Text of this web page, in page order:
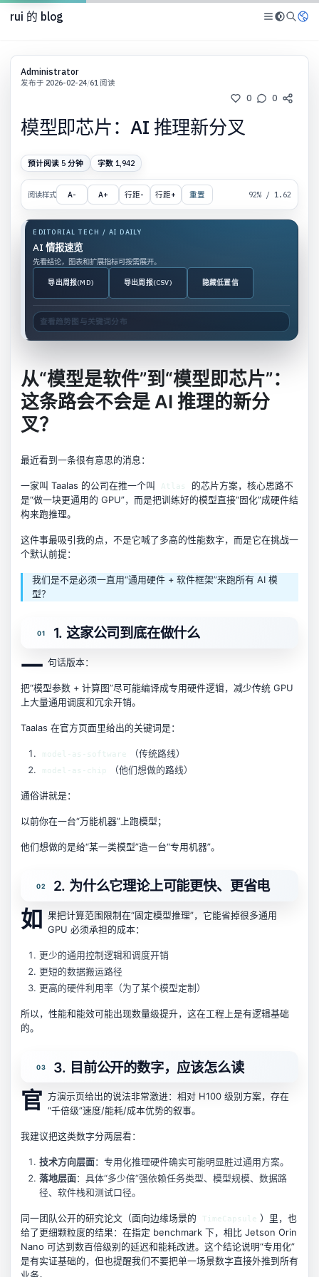
rui 的 blog
Administrator
发布于 2026-02-24/61 阅读
0 0
模型即芯片：AI 推理新分叉
预计阅读 5 分钟 字数 1,942
阅读样式 A- A+ 行距- 行距+ 重置 92% / 1.62
EDITORIAL TECH / AI DAILY
AI 情报速览
先看结论，图表和扩展指标可按需展开。
导出周报(MD) 导出周报(CSV) 隐藏低置信
查看趋势图与关键词分布
从“模型是软件”到“模型即芯片”：
这条路会不会是 AI 推理的新分
叉？
最近看到一条很有意思的消息：
一家叫 Taalas 的公司在推一个叫 Atlas
的芯片方案，核心思路不
是“做一块更通用的 GPU”，而是把训练好的模型直接“固化”成硬件结
构来跑推理。
这件事最吸引我的点，不是它喊了多高的性能数字，而是它在挑战一
个默认前提：
我们是不是必须一直用“通用硬件 + 软件框架”来跑所有 AI 模
型？
1. 这家公司到底在做什么
一 句话版本：
把“模型参数 + 计算图”尽可能编译成专用硬件逻辑，减少传统 GPU
上大量通用调度和冗余开销。
Taalas 在官方页面里给出的关键词是：
model-as-software （传统路线）
model-as-chip （他们想做的路线）
通俗讲就是：
以前你在一台“万能机器”上跑模型；
他们想做的是给“某一类模型”造一台“专用机器”。
2. 为什么它理论上可能更快、更省电
如 果把计算范围限制在“固定模型推理”，它能省掉很多通用
GPU 必须承担的成本：
更少的通用控制逻辑和调度开销
更短的数据搬运路径
更高的硬件利用率（为了某个模型定制）
所以，性能和能效可能出现数量级提升，这在工程上是有逻辑基础
的。
3. 目前公开的数字，应该怎么读
官 方演示页给出的说法非常激进：相对 H100 级别方案，存在
“千倍级”速度/能耗/成本优势的叙事。
我建议把这类数字分两层看：
技术方向层面：专用化推理硬件确实可能明显胜过通用方案。
落地层面：具体“多少倍”强依赖任务类型、模型规模、数据路
径、软件栈和测试口径。
同一团队公开的研究论文（面向边缘场景的 TimeCapsule ）里，也
给了更细颗粒度的结果：在指定 benchmark 下，相比 Jetson Orin
Nano 可达到数百倍级别的延迟和能耗改进。这个结论说明“专用化”
是有实证基础的，但也提醒我们不要把单一场景数字直接外推到所有